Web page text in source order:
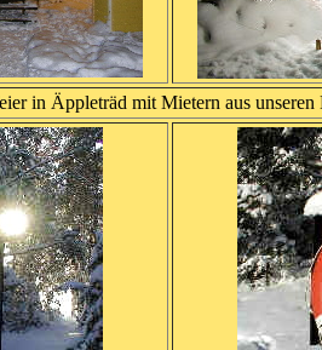
Äppleträd mit Mietern